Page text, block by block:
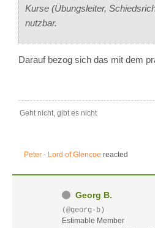
Kurse (Übungsleiter,
nutzbar.
Darauf bezog sich das mit dem
Geht nicht, gibt es nicht
Peter - Lord of Glencoe reacted
Georg B.
(@georg-b)
Estimable Member